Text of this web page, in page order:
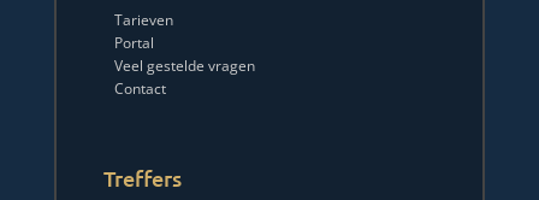
Tarieven
Portal
Veel gestelde vragen
Contact
Treffers